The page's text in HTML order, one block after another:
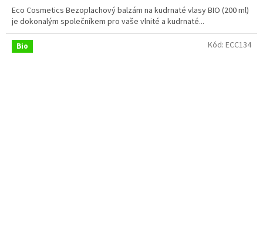
z
5
hvězdiček.
Eco Cosmetics Bezoplachový balzám na kudrnaté vlasy BIO (200 ml)
je dokonalým společníkem pro vaše vlnité a kudrnaté...
Bio Kód: ECC134